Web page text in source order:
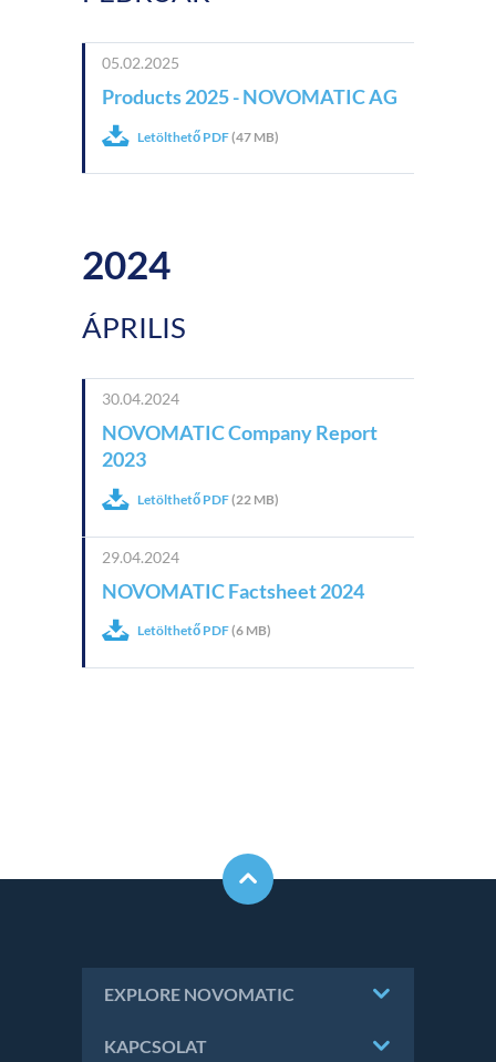
05.02.2025
Products 2025 - NOVOMATIC AG
Letölthető PDF(47 MB)
2024
ÁPRILIS
30.04.2024
NOVOMATIC Company Report
2023
Letölthető PDF(22 MB)
29.04.2024
NOVOMATIC Factsheet 2024
Letölthető PDF(6 MB)
EXPLORE NOVOMATIC
KAPCSOLAT